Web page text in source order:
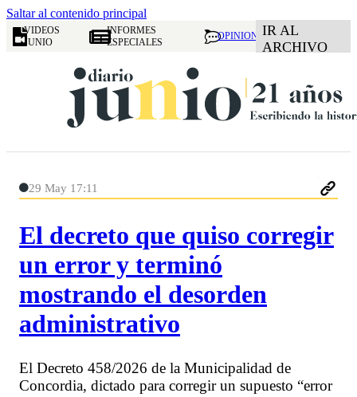
Saltar al contenido principal
VIDEOS
JUNIO
INFORMES
ESPECIALES
OPINION IR AL
ARCHIVO
29 May 17:11
El decreto que quiso corregir
un error y terminó
mostrando el desorden
administrativo
El Decreto 458/2026 de la Municipalidad de
Concordia, dictado para corregir un supuesto “error